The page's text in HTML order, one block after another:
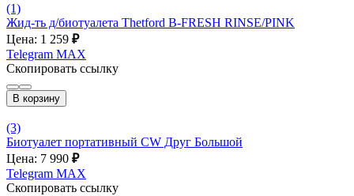
(1)
Жид-ть д/биотуалета Thetford B-FRESH RINSE/PINK
Цена: 1 259 ₽
Telegram MAX
Скопировать ссылку
В корзину
(3)
Биотуалет портативный CW Друг Большой
Цена: 7 990 ₽
Telegram MAX
Скопировать ссылку